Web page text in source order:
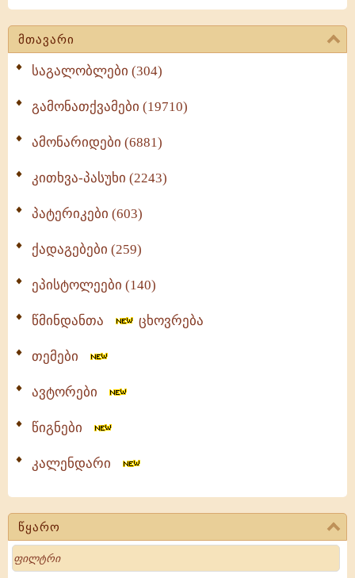
მთავარი
საგალობლები (304)
გამონათქვამები (19710)
ამონარიდები (6881)
კითხვა-პასუხი (2243)
პატერიკები (603)
ქადაგებები (259)
ეპისტოლეები (140)
წმინდანთა ცხოვრება
თემები
ავტორები
წიგნები
კალენდარი
წყარო
Search